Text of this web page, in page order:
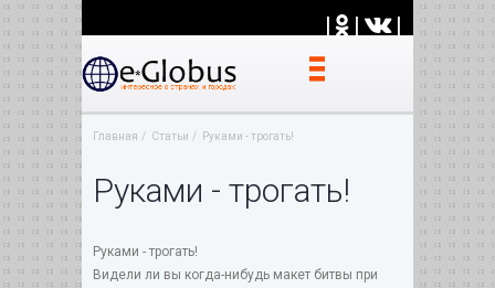
| | |
Главная Статьи Руками - трогать!
Руками - трогать!
Руками - трогать!
Видели ли вы когда-нибудь макет битвы при